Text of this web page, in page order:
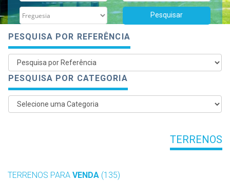
PESQUISA POR REFERÊNCIA
PESQUISA POR CATEGORIA
TERRENOS
TERRENOS PARA VENDA (135)